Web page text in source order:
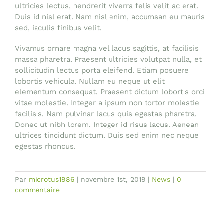
ultricies lectus, hendrerit viverra felis velit ac erat.
Duis id nisl erat. Nam nisl enim, accumsan eu mauris
sed, iaculis finibus velit.
Vivamus ornare magna vel lacus sagittis, at facilisis
massa pharetra. Praesent ultricies volutpat nulla, et
sollicitudin lectus porta eleifend. Etiam posuere
lobortis vehicula. Nullam eu neque ut elit
elementum consequat. Praesent dictum lobortis orci
vitae molestie. Integer a ipsum non tortor molestie
facilisis. Nam pulvinar lacus quis egestas pharetra.
Donec ut nibh lorem. Integer id risus lacus. Aenean
ultrices tincidunt dictum. Duis sed enim nec neque
egestas rhoncus.
Par microtus1986 | novembre 1st, 2019 | News | 0
commentaire